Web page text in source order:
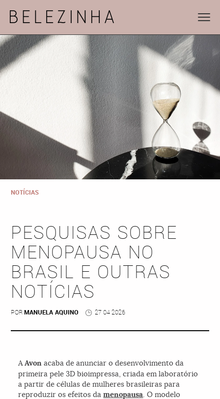
NOTÍCIAS
PESQUISAS SOBRE
MENOPAUSA NO
BRASIL E OUTRAS
NOTÍCIAS
PORMANUELA AQUINO 27 04 2026
AAvon acaba de anunciar o desenvolvimento da
primeira pele 3D bioimpressa, criada em laboratório
a partir de células de mulheres brasileiras para
reproduzir os efeitos damenopausa. O modelo